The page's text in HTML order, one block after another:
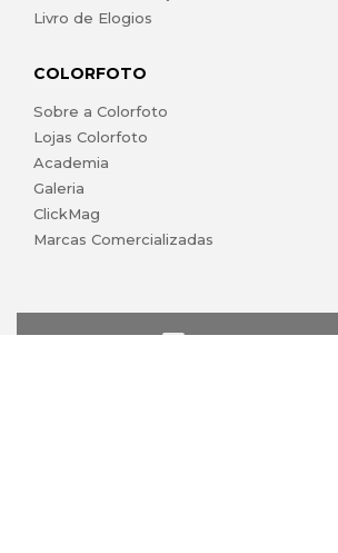
Livro de Elogios
COLORFOTO
Sobre a Colorfoto
Lojas Colorfoto
Academia
Galeria
ClickMag
Marcas Comercializadas
lojaonline@colorfoto.pt